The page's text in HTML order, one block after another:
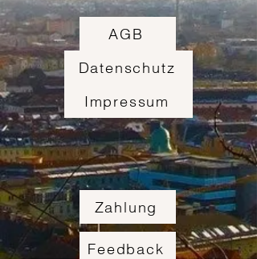
AGB
Datenschutz
Impressum
Zahlung
Feedback